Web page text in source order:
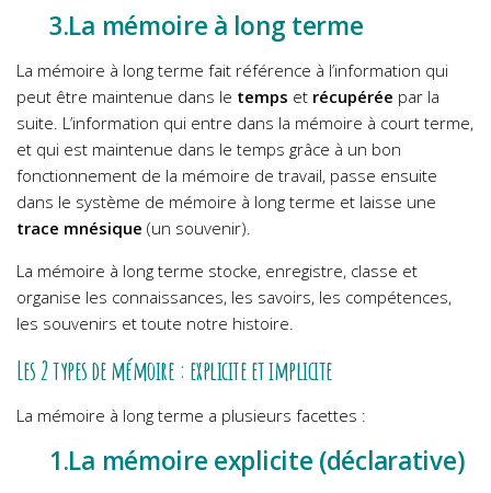
3.La mémoire à long terme
La mémoire à long terme fait référence à l’information qui
peut être maintenue dans le temps et récupérée par la
suite. L’information qui entre dans la mémoire à court terme,
et qui est maintenue dans le temps grâce à un bon
fonctionnement de la mémoire de travail, passe ensuite
dans le système de mémoire à long terme et laisse une
trace mnésique (un souvenir).
La mémoire à long terme stocke, enregistre, classe et
organise les connaissances, les savoirs, les compétences,
les souvenirs et toute notre histoire.
Les 2 types de mémoire : explicite et implicite
La mémoire à long terme a plusieurs facettes :
1.La mémoire explicite (déclarative)